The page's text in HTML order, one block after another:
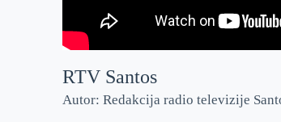
RTV Santos
Autor: Redakcija radio televizije